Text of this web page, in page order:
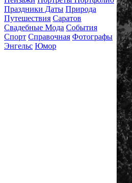
Праздники Даты Природа
Путешествия Саратов
Свадебные Мода События
Спорт Справочная Фотографы
Энгельс Юмор